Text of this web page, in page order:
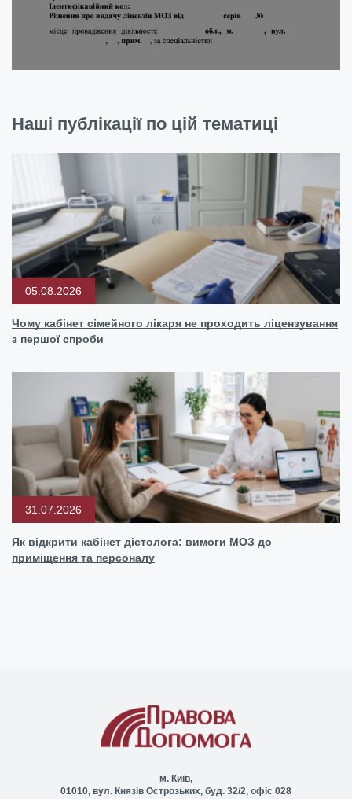
Наші публікації по цій тематиці
05.08.2026
Чому кабінет сімейного лікаря не проходить ліцензування
з першої спроби
31.07.2026
Як відкрити кабінет дієтолога: вимоги МОЗ до
приміщення та персоналу
м. Київ,
01010, вул. Князів Острозьких, буд. 32/2, офіс 028